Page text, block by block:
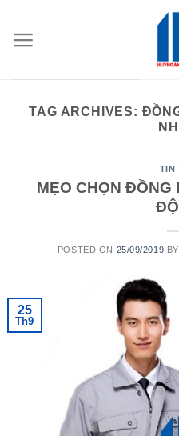
content
TAG ARCHIVES:
TIN
MẸO CHỌN ĐỒNG
POSTED ON 25/09/2019
25
Th9